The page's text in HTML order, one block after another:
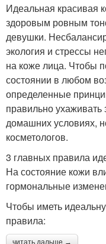
Идеальная красивая
здоровым ровным
девушки.
экология и стрессы
на коже лица. Чтобы
состоянии в любом
определенные
правильно ухаживать
домашних условиях,
косметологов.
3 главных правила
На состояние кожи
гормональные
Чтобы иметь
правила:
читать дальше →